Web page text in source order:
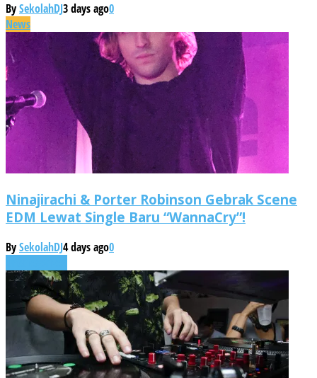
BySekolahDJ3 days ago0
News
Ninajirachi & Porter Robinson Gebrak Scene
EDM Lewat Single Baru “WannaCry”!
BySekolahDJ4 days ago0